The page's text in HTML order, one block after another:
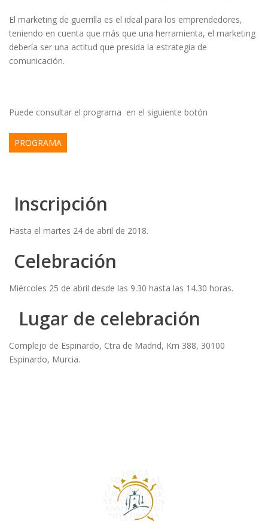
El marketing de guerrilla es el ideal para los emprendedores,
teniendo en cuenta que más que una herramienta, el marketing
debería ser una actitud que presida la estrategia de
comunicación.
Puede consultar el programa en el siguiente botón
PROGRAMA
Inscripción
Hasta el martes 24 de abril de 2018.
Celebración
Miércoles 25 de abril desde las 9.30 hasta las 14.30 horas.
Lugar de celebración
Complejo de Espinardo, Ctra de Madrid, Km 388, 30100
Espinardo, Murcia.